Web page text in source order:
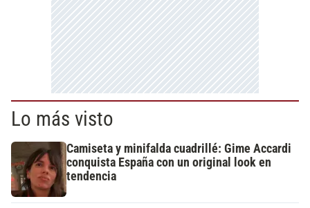
Lo más visto
Camiseta y minifalda cuadrillé: Gime Accardi
conquista España con un original look en
tendencia